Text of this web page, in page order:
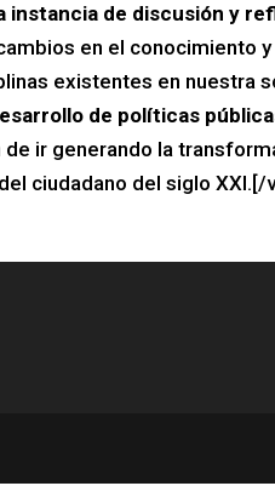
instancia de discusión y
en el conocimiento
existentes en nuestra
de políticas
de ir generando la
ciudadano del siglo